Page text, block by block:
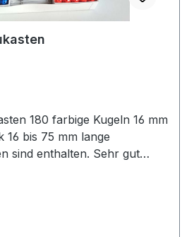
effekt-system
16 mm
16 bis 75 mm lange
sind enthalten. Sehr gut